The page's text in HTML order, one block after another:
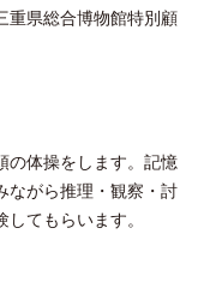
総合博物館特別顧
の体操をします。記憶
ながら推理・観察・討
てもらいます。